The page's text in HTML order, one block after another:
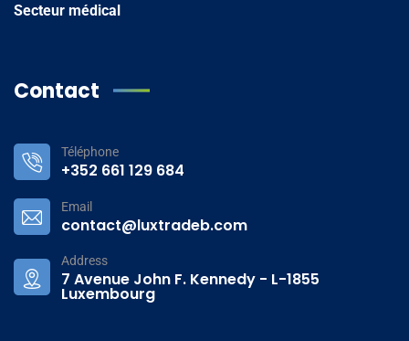
Secteur médical
Contact
Téléphone
+352 661 129 684
Email
contact@luxtradeb.com
Address
7 Avenue John F. Kennedy - L-1855
Luxembourg